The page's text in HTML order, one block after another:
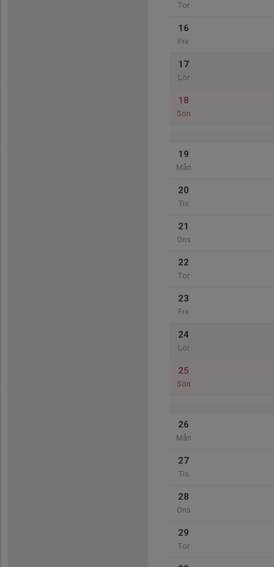
Tor
16
Fre
17
Lör
18
Sön
19
Mån
20
Tis
21
Ons
22
Tor
23
Fre
24
Lör
25
Sön
26
Mån
27
Tis
28
Ons
29
Tor